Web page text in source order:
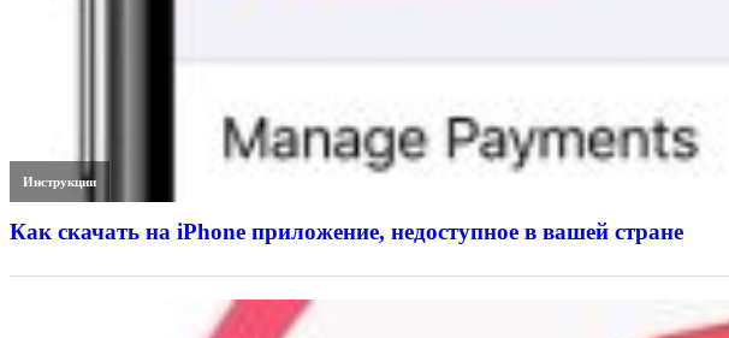
Инструкции
Как скачать на iPhone приложение, недоступное в вашей стране